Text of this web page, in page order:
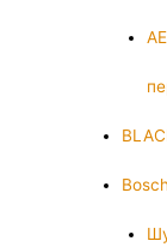
Bosch